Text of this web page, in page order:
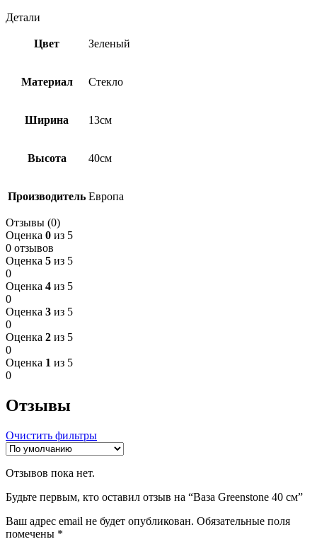
Детали
Цвет Зеленый
Материал Стекло
Ширина 13см
Высота 40см
Производитель Европа
Отзывы (0)
Оценка 0 из 5
0 отзывов
Оценка 5 из 5
0
Оценка 4 из 5
0
Оценка 3 из 5
0
Оценка 2 из 5
0
Оценка 1 из 5
0
Отзывы
Очистить фильтры
Отзывов пока нет.
Будьте первым, кто оставил отзыв на “Ваза Greenstone 40 см”
Ваш адрес email не будет опубликован. Обязательные поля
помечены *